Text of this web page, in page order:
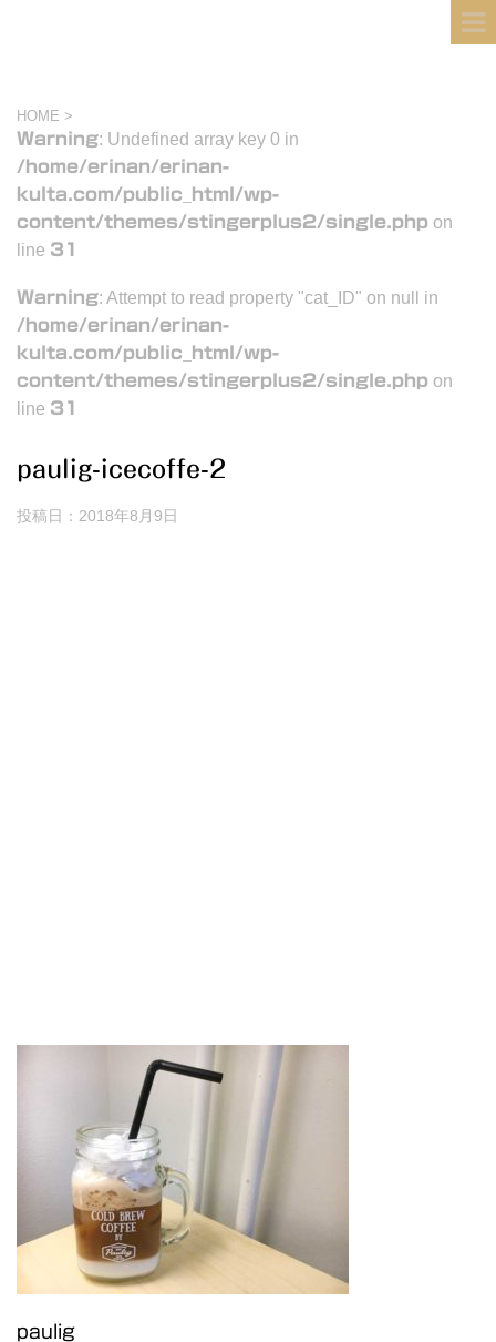
HOME >
Warning: Undefined array key 0 in
/home/erinan/erinan-
kulta.com/public_html/wp-
content/themes/stingerplus2/single.php on
line 31
Warning: Attempt to read property "cat_ID" on null in
/home/erinan/erinan-
kulta.com/public_html/wp-
content/themes/stingerplus2/single.php on
line 31
paulig-icecoffe-2
投稿日： 2018年8月9日
paulig